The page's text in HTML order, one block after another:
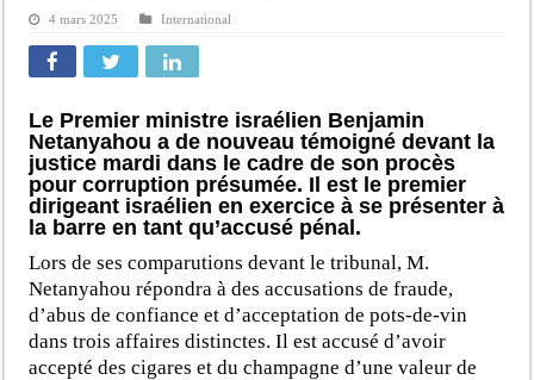
4 mars 2025 International
Le Premier ministre israélien Benjamin
Netanyahou a de nouveau témoigné devant la
justice mardi dans le cadre de son procès
pour corruption présumée. Il est le premier
dirigeant israélien en exercice à se présenter à
la barre en tant qu’accusé pénal.
Lors de ses comparutions devant le tribunal, M.
Netanyahou répondra à des accusations de fraude,
d’abus de confiance et d’acceptation de pots-de-vin
dans trois affaires distinctes. Il est accusé d’avoir
accepté des cigares et du champagne d’une valeur de